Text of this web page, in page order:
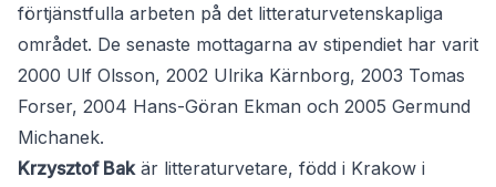
förtjänstfulla arbeten på det litteraturvetenskapliga
området. De senaste mottagarna av stipendiet har varit
2000 Ulf Olsson, 2002 Ulrika Kärnborg, 2003 Tomas
Forser, 2004 Hans-Göran Ekman och 2005 Germund
Michanek.
Krzysztof Bakär litteraturvetare, född i Krakow i